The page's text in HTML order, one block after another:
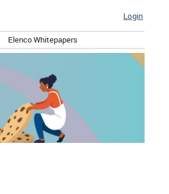
Login
Elenco Whitepapers